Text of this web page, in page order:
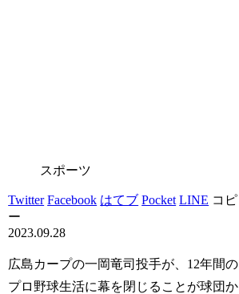
スポーツ
Twitter Facebook はてブ Pocket LINE コピ
ー
2023.09.28
広島カープの一岡竜司投手が、12年間の
プロ野球生活に幕を閉じることが球団か